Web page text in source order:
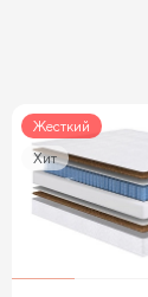
Жесткий
Хит